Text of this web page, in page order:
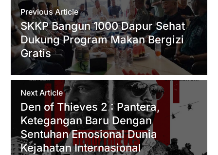
A
p
p
e
r
o
o
k
r
a
m
Previous Article
SKKP Bangun 1000 Dapur Sehat
Dukung Program Makan Bergizi
Gratis
Next Article
Den of Thieves 2 : Pantera,
Ketegangan Baru Dengan
Sentuhan Emosional Dunia
Kejahatan Internasional